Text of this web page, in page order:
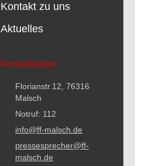
Kontakt zu uns
Aktuelles
Kontaktdaten
Florianstr.12, 76316
Malsch
Notruf: 112
info@ff-malsch.de
pressesprecher@ff-
malsch.de